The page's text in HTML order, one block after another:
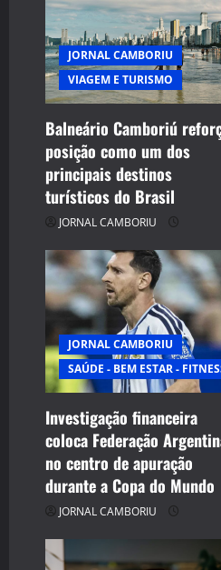
a
t
i
o
n
JORNAL CAMBORIU
VIAGEM E TURISMO
Balneário Camboriú
posição como um dos
principais destinos
turísticos do Brasil
JORNAL CAMBORIU
JORNAL CAMBORIU
SAÚDE - BEM ESTAR -
Investigação financeira
coloca Federação
no centro de apuração
durante a Copa do Mundo
JORNAL CAMBORIU